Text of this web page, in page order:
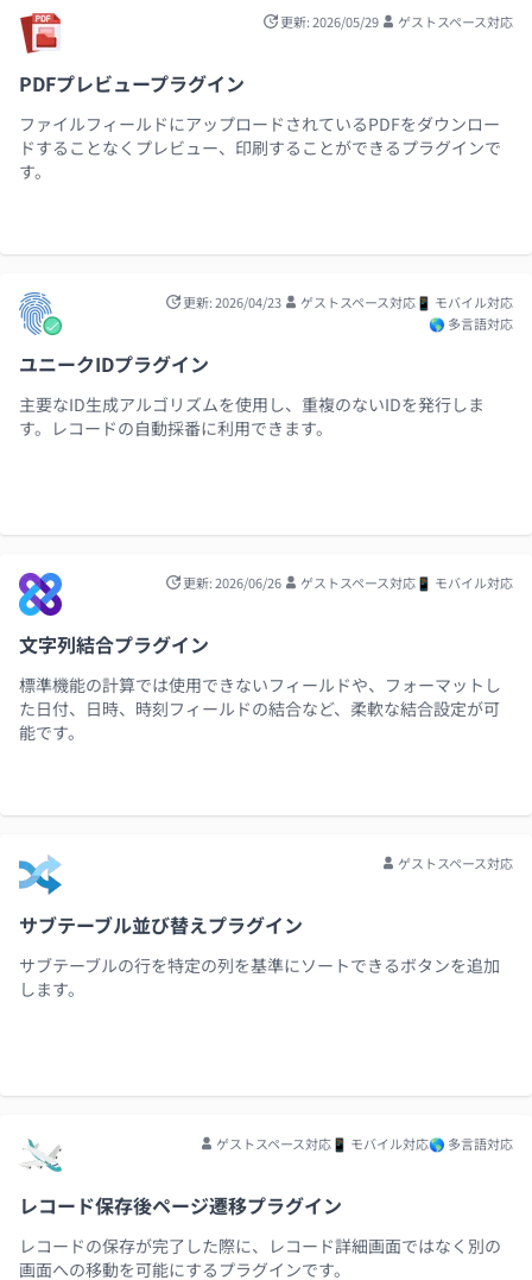
更新: 2026/05/29 ゲストスペース対応
PDFプレビュープラグイン
ファイルフィールドにアップロードされているPDFをダウンロー
ドすることなくプレビュー、印刷することができるプラグインで
す。
更新: 2026/04/23 ゲストスペース対応📱 モバイル対応
🌎 多言語対応
ユニークIDプラグイン
主要なID生成アルゴリズムを使用し、重複のないIDを発行しま
す。レコードの自動採番に利用できます。
更新: 2026/06/26 ゲストスペース対応📱 モバイル対応
文字列結合プラグイン
標準機能の計算では使用できないフィールドや、フォーマットし
た日付、日時、時刻フィールドの結合など、柔軟な結合設定が可
能です。
ゲストスペース対応
サブテーブル並び替えプラグイン
サブテーブルの行を特定の列を基準にソートできるボタンを追加
します。
ゲストスペース対応📱 モバイル対応🌎 多言語対応
レコード保存後ページ遷移プラグイン
レコードの保存が完了した際に、レコード詳細画面ではなく別の
画面への移動を可能にするプラグインです。